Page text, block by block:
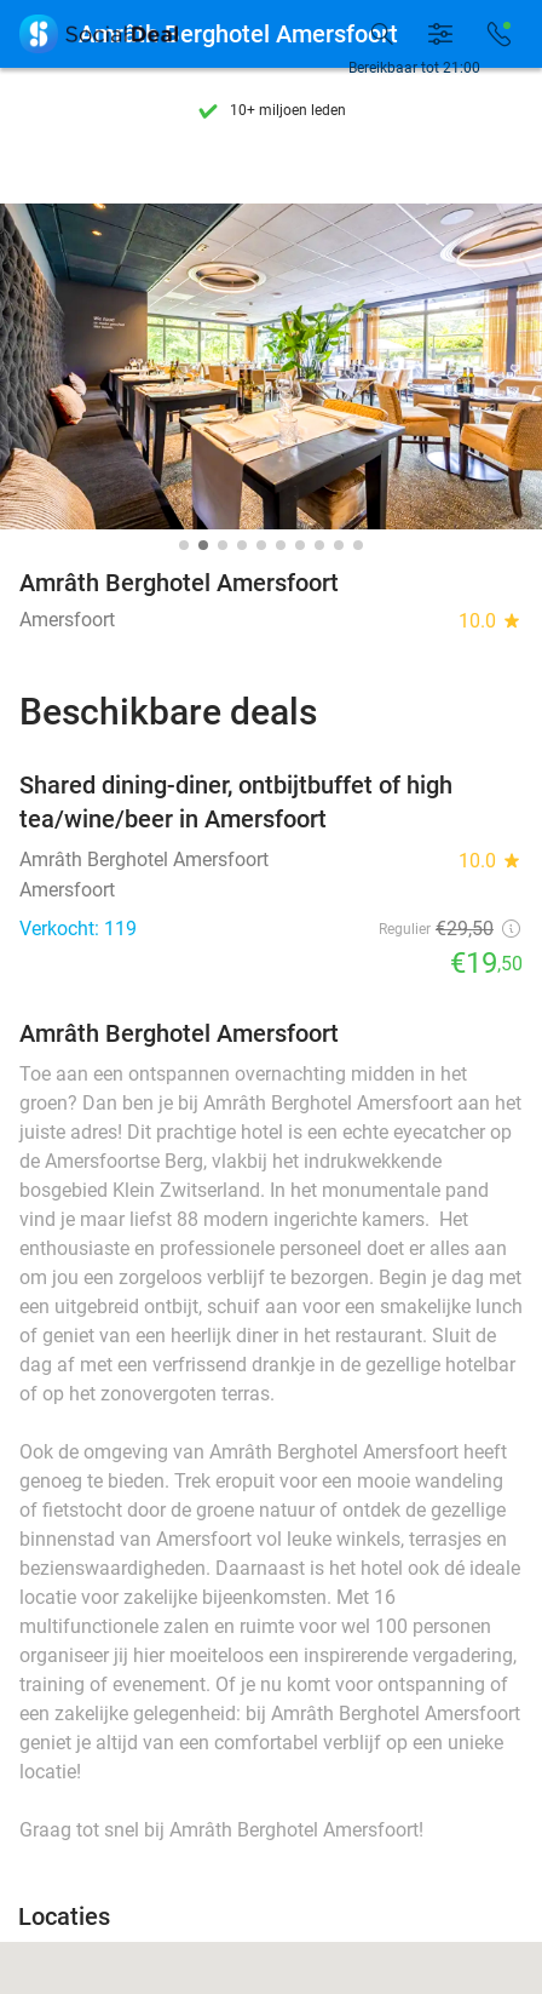
7 dagen per week beschikbaar
10+ miljoen leden
7 dagen per week beschikbaar
10+ miljoen leden
Bereikbaar tot 21:00
 Amrâth Berghotel Amersfoort
Amrâth Berghotel Amersfoort
Amersfoort 10.0 star
Beschikbare deals
Shared dining-diner, ontbijtbuffet of high
tea/wine/beer in Amersfoort
Amrâth Berghotel Amersfoort 10.0 star
Amersfoort
Verkocht: 119
Regulier €29,50
€19,50
Amrâth Berghotel Amersfoort
Toe aan een ontspannen overnachting midden in het
groen? Dan ben je bij Amrâth Berghotel Amersfoort aan het
juiste adres! Dit prachtige hotel is een echte eyecatcher op
de Amersfoortse Berg, vlakbij het indrukwekkende
bosgebied Klein Zwitserland. In het monumentale pand
vind je maar liefst 88 modern ingerichte kamers. Het
enthousiaste en professionele personeel doet er alles aan
om jou een zorgeloos verblijf te bezorgen. Begin je dag met
een uitgebreid ontbijt, schuif aan voor een smakelijke lunch
of geniet van een heerlijk diner in het restaurant. Sluit de
dag af met een verfrissend drankje in de gezellige hotelbar
of op het zonovergoten terras.
Ook de omgeving van Amrâth Berghotel Amersfoort heeft
genoeg te bieden. Trek eropuit voor een mooie wandeling
of fietstocht door de groene natuur of ontdek de gezellige
binnenstad van Amersfoort vol leuke winkels, terrasjes en
bezienswaardigheden. Daarnaast is het hotel ook dé ideale
locatie voor zakelijke bijeenkomsten. Met 16
multifunctionele zalen en ruimte voor wel 100 personen
organiseer jij hier moeiteloos een inspirerende vergadering,
training of evenement. Of je nu komt voor ontspanning of
een zakelijke gelegenheid: bij Amrâth Berghotel Amersfoort
geniet je altijd van een comfortabel verblijf op een unieke
locatie!
Graag tot snel bij Amrâth Berghotel Amersfoort!
Locaties